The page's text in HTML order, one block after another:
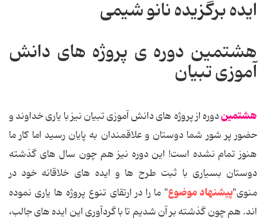
ایده برگزیده نانو شیمی
هشتمین دوره ی پروژه های دانش
آموزی تبیان
هشتمیندوره از پروژه های دانش آموزی تبیان نیز با یاری خداوند و
حضور پر شور شما دوستان و علاقمندان به پایان رسید اما کار ما
هنوز تمام نشده است! این دوره نیز هم چون سال های گذشته
دوستان بسیاری با ثبت طرح ها و ایده های خلاقانه خود در
منوی"پیشنهاد موضوع" ما را در ارتقای تنوع پروژه ها یاری نموده
اند. هم چون گذشته بر آن شدیم تا با گردآوری این ایده های جالب،